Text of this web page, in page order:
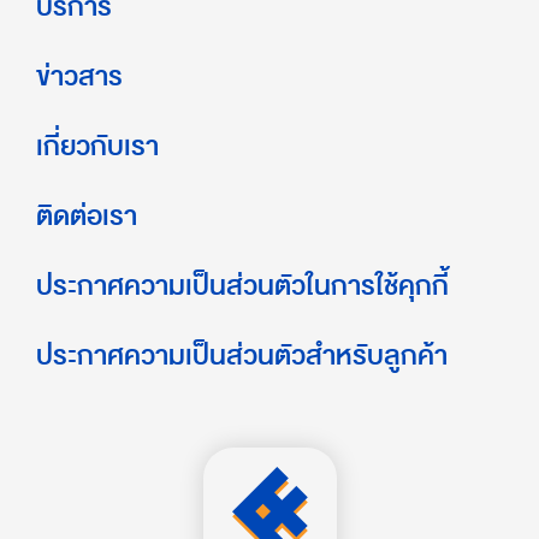
ข่าวสาร
เกี่ยวกับเรา
ติดต่อเรา
ประกาศความเป็นส่วนตัวในการใช้คุกกี้
ประกาศความเป็นส่วนตัวสำหรับลูกค้า